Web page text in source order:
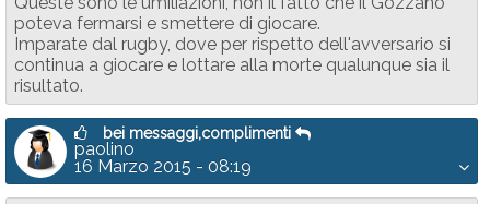
poteva fermarsi e smettere di giocare.
Imparate dal rugby, dove per rispetto dell'avversario si
continua a giocare e lottare alla morte qualunque sia il
risultato.
bei messaggi,complimenti
paolino
16 Marzo 2015 - 08:19